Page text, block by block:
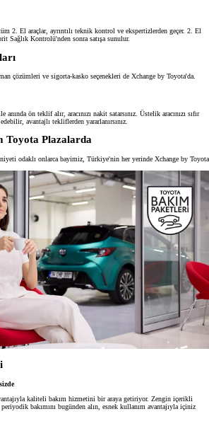
2. El araçlar, ayrıntılı teknik kontrol ve ekspertizlerden geçer. 2. El
Sağlık Kontrolü'nden sonra satışa sunulur.
çözümleri ve sigorta-kasko seçenekleri de Xchange by Toyota'da.
ön teklif alır, aracınızı nakit satarsınız. Üstelik aracınızı sıfır
avantajlı tekliflerden yararlanırsınız.
Toyota Plazalarda
odaklı onlarca bayimiz, Türkiye'nin her yerinde Xchange by Toyota
kaliteli bakım hizmetini bir araya getiriyor. Zengin içerikli
periyodik bakımını bugünden alın, esnek kullanım avantajıyla içiniz